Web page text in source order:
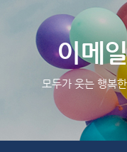
서식자료실
채용정보
인재정보
관련사이트
이메
모두가 웃는 행복